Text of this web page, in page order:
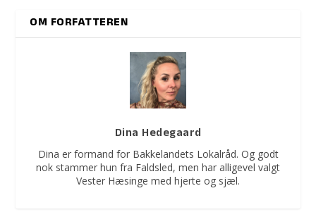
OM FORFATTEREN
Dina Hedegaard
Dina er formand for Bakkelandets Lokalråd. Og godt
nok stammer hun fra Faldsled, men har alligevel valgt
Vester Hæsinge med hjerte og sjæl.